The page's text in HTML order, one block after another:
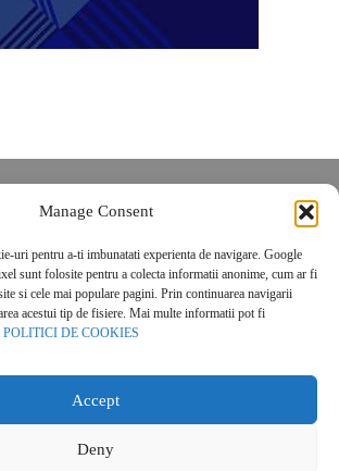
Manage Consent
uri pentru a-ti imbunatati experienta de navigare. Google
sunt folosite pentru a colecta informatii anonime, cum ar fi
si cele mai populare pagini. Prin continuarea navigarii
acestui tip de fisiere. Mai multe informatii pot fi
POLITICI DE COOKIES
Accept
Deny
CONFIDENȚIALITATE
All Rights Reserved.